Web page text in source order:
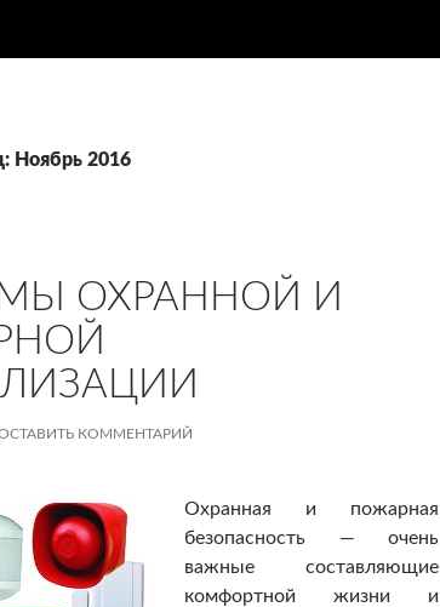
Ноябрь 2016
ОХРАННОЙ И
КОММЕНТАРИЙ
Охранная и пожарная
безопасность — очень
важные составляющие
комфортной жизни и